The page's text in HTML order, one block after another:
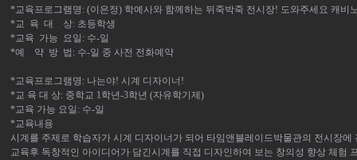
*교육프로그램명: (이은정) 학예사와 함께하는 뒤죽박죽 전시장! 도와주세요 캐비
*교 육 대 상: 초등학생
*교육 가능 요일: 수-일
*예 약 방 법: 수-일 중 사전 전화예약
*교육프로그램명: 나는야! 시계 디자이너!
*교 육 대 상: 중학교 1학년-3학년 (자유학기제)
*교육 가능 요일: 수-일
*교육내용
시계를 주제로 학습자가 시계 디자이너가 되어 타임앤블레이드박물관의 전시장
교육후 독창적인 아이디어가 담긴시계를 직접 디자인하여 보는 창의성 향상 체험